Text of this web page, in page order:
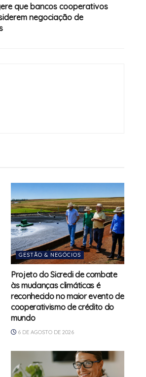
que bancos cooperativos
negociação de
GESTÃO & NEGÓCIOS
Projeto do Sicredi de combate
às mudanças climáticas é
reconhecido no maior evento de
cooperativismo de crédito do
mundo
6 DE AGOSTO DE 2026